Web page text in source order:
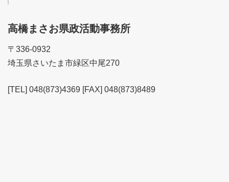
高橋まさお県政活動事務所
〒336-0932
埼玉県さいたま市緑区中尾270
[TEL] 048(873)4369 [FAX] 048(873)8489